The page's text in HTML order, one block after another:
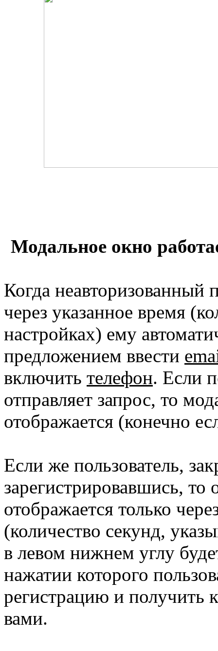
Модальное окно
Когда неавторизованный
через указанное время
настройках) ему
предложением ввести
включить телефон. Если
отправляет запрос, то
отображается (конечно
Если же пользователь,
зарегистрировавшись,
отображается только
(количество секунд,
в левом нижнем углу
нажатии которого
регистрацию и получить
вами.